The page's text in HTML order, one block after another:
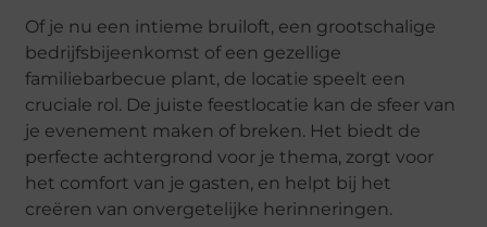
Of je nu een intieme bruiloft, een grootschalige
bedrijfsbijeenkomst of een gezellige
familiebarbecue plant, de locatie speelt een
cruciale rol. De juiste feestlocatie kan de sfeer van
je evenement maken of breken. Het biedt de
perfecte achtergrond voor je thema, zorgt voor
het comfort van je gasten, en helpt bij het
creëren van onvergetelijke herinneringen.